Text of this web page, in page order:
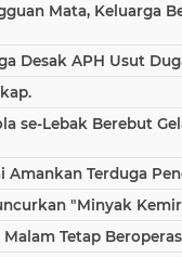
Mata, Keluarga
Desak APH Usut
se-Lebak Berebut
Amankan Terduga
"Minyak
Tetap